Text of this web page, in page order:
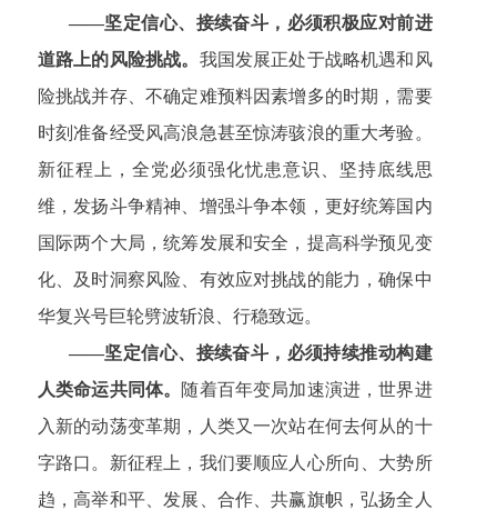
——坚定信心、接续奋斗，必须积极应对前进
道路上的风险挑战。 我国发展正处于战略机遇和风
险挑战并存、不确定难预料因素增多的时期，需要
时刻准备经受风高浪急甚至惊涛骇浪的重大考验。
新征程上，全党必须强化忧患意识、坚持底线思
维，发扬斗争精神、增强斗争本领，更好统筹国内
国际两个大局，统筹发展和安全，提高科学预见变
化、及时洞察风险、有效应对挑战的能力，确保中
华复兴号巨轮劈波斩浪、行稳致远。
——坚定信心、接续奋斗，必须持续推动构建
人类命运共同体。 随着百年变局加速演进，世界进
入新的动荡变革期，人类又一次站在何去何从的十
字路口。新征程上，我们要顺应人心所向、大势所
趋，高举和平、发展、合作、共赢旗帜，弘扬全人